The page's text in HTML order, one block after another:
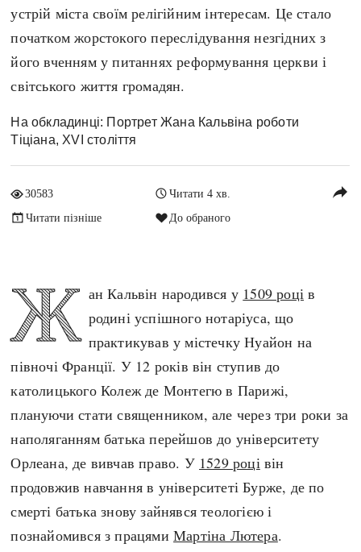
Авіація і космонавтика
Архітектура і будівництво
Битви і війни
Катастрофи
Кримінал
Культура і мистецтво
Людина і суспільство
Подорожі і відкриття
Політика
Релігія
Розваги і дозвілля
Спорт
Чудеса світу
Княжа доба
Українська революція
Україна незалежна
ЗНО
Регіони
Австралія
Азія
Америка
А(нта)рктика
Темні віки
Пізнє Середньовіччя
Індекси
Нові статті
Популярні статті
Всі статті
Визначальні події
устрій міста своїм релігійним інтересам. Це стало
початком жорстокого переслідування незгідних з
його вченням у питаннях реформування церкви і
світського життя громадян.
На обкладинці: Портрет Жана Кальвіна роботи
Тіціана, XVI століття
30583
Читати 4 хв.
Читати пізніше
До обраного
reply
Ж ан Кальвін народився у 1509 році в
родині успішного нотаріуса, що
практикував у містечку Нуайон на
півночі Франції. У 12 років він ступив до
католицького Колеж де Монтегю в Парижі,
плануючи стати священником, але через три роки за
наполяганням батька перейшов до університету
Орлеана, де вивчав право. У 1529 році він
продовжив навчання в університеті Бурже, де по
смерті батька знову зайнявся теологією і
познайомився з працямиМартіна Лютера.